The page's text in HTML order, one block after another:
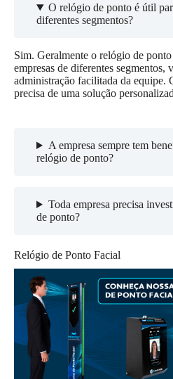
O relógio de ponto é útil
diferentes segmentos?
Sim. Geralmente o relógio de
empresas de diferentes segmentos,
administração facilitada da equipe.
precisa de uma solução
A empresa sempre tem
relógio de ponto?
Toda empresa precisa
de ponto?
Relógio de Ponto Facial